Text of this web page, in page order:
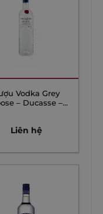
Vodka Grey
– Ducasse –
Liên hệ